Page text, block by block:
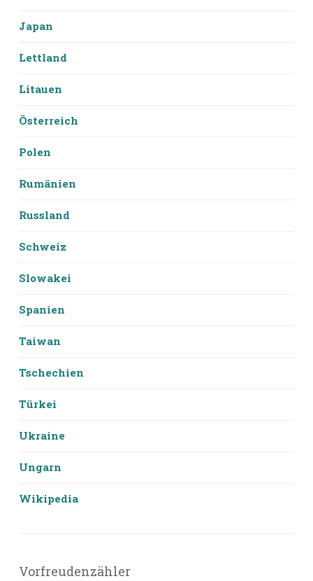
Japan
Lettland
Litauen
Österreich
Polen
Rumänien
Russland
Schweiz
Slowakei
Spanien
Taiwan
Tschechien
Türkei
Ukraine
Ungarn
Wikipedia
Vorfreudenzähler